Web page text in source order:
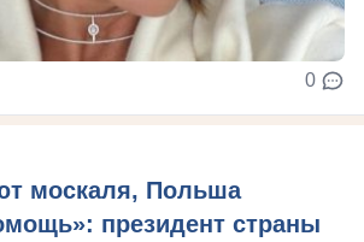
0
москаля, Польша
президент страны